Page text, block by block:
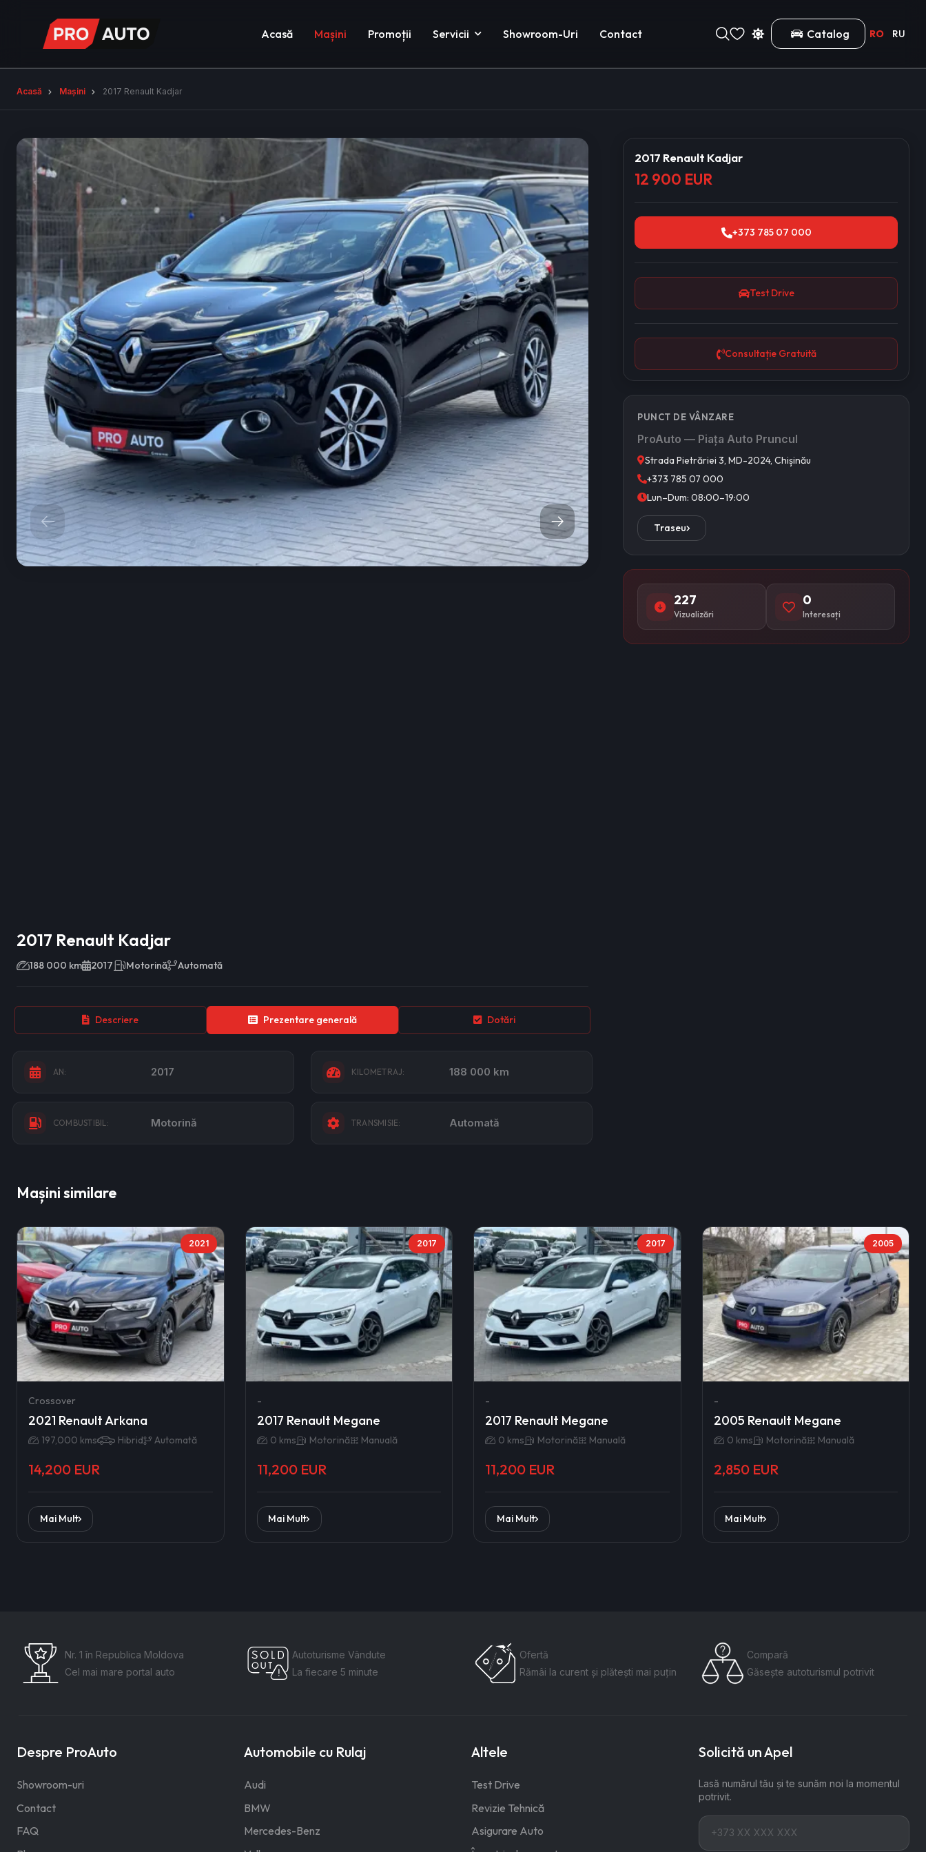
Acasă Mașini Promoții Servicii Showroom-Uri Contact Catalog RO RU
Acasă Mașini 2017 Renault Kadjar
2017 Renault Kadjar
188 000 km 2017 Motorină Automată
Descriere Prezentare generală Dotări
AN: 2017 KILOMETRAJ: 188 000 km
COMBUSTIBIL: Motorină TRANSMISIE: Automată
2017 Renault Kadjar
12 900 EUR
+373 785 07 000
Test Drive
Consultație Gratuită
PUNCT DE VÂNZARE
ProAuto — Piața Auto Pruncul
Strada Pietrăriei 3, MD-2024, Chișinău
+373 785 07 000
Lun–Dum: 08:00–19:00
Traseu
227
Vizualizări
0
Interesați
Mașini similare
2021
Crossover
2021 Renault Arkana
197,000 kms Hibrid Automată
14,200 EUR
Mai Mult
2017
-
2017 Renault Megane
0 kms Motorină Manuală
11,200 EUR
Mai Mult
2017
-
2017 Renault Megane
0 kms Motorină Manuală
11,200 EUR
Mai Mult
2005
-
2005 Renault Megane
0 kms Motorină Manuală
2,850 EUR
Mai Mult
Nr. 1 în Republica Moldova
Cel mai mare portal auto
Autoturisme Vândute
La fiecare 5 minute
Ofertă
Rămâi la curent și plătești mai puțin
Compară
Găsește autoturismul potrivit
Despre ProAuto
Showroom-uri
Contact
FAQ
Automobile cu Rulaj
Audi
BMW
Mercedes-Benz
Altele
Test Drive
Revizie Tehnică
Asigurare Auto
Solicită un Apel
Lasă numărul tău și te sunăm noi la momentul
potrivit.